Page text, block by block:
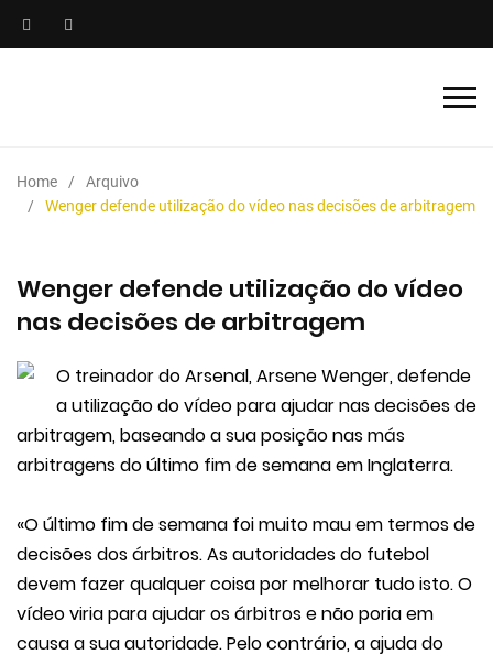
Home
Arquivo
Wenger defende utilização do vídeo nas decisões de arbitragem
Wenger defende utilização do vídeo
nas decisões de arbitragem
O treinador do Arsenal, Arsene Wenger, defende
a utilização do vídeo para ajudar nas decisões de
arbitragem, baseando a sua posição nas más
arbitragens do último fim de semana em Inglaterra.
«O último fim de semana foi muito mau em termos de
decisões dos árbitros. As autoridades do futebol
devem fazer qualquer coisa por melhorar tudo isto. O
vídeo viria para ajudar os árbitros e não poria em
causa a sua autoridade. Pelo contrário, a ajuda do